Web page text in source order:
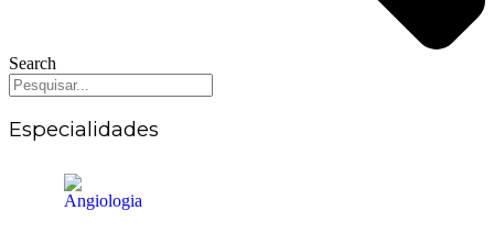
Search
Especialidades